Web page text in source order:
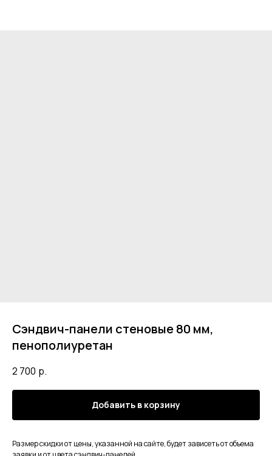
Сэндвич-панели стеновые 80 мм,
пенополиуретан
2 700 р.
Добавить в корзину
Размер скидки от цены, указанной на сайте, будет зависеть от объема